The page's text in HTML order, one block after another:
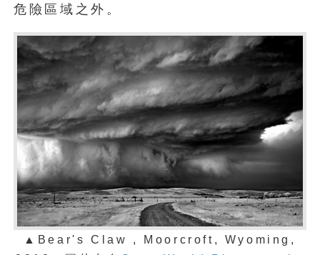
危險區域之外。
▲Bear's Claw , Moorcroft, Wyoming,